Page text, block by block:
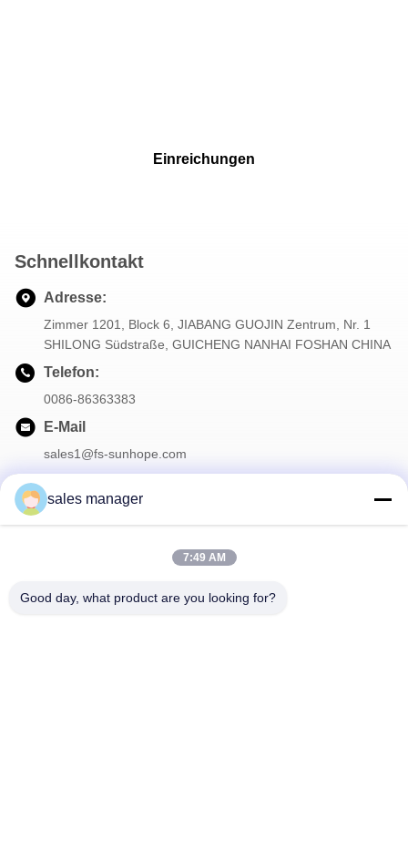
Einreichungen
Schnellkontakt
Adresse:
Zimmer 1201, Block 6, JIABANG GUOJIN Zentrum, Nr. 1
SHILONG Südstraße, GUICHENG NANHAI FOSHAN CHINA
Telefon:
0086-86363383
E-Mail
sales1@fs-sunhope.com
sales manager
7:49 AM
Good day, what product are you looking for?